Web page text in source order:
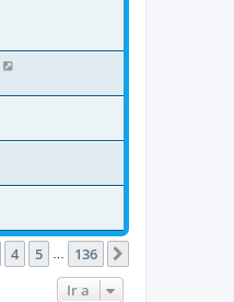
136
4 5 136
Ir a